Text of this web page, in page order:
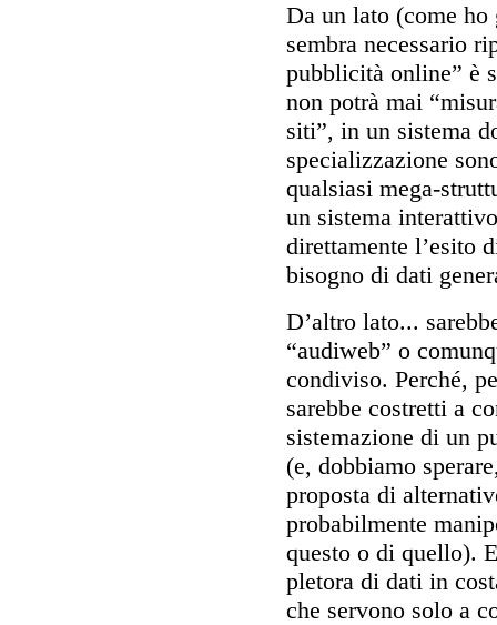
Da un lato (come
sembra necessario
pubblicità online” è
non potrà mai
siti”, in un sistema
specializzazione
qualsiasi mega-
un sistema
direttamente l’esito
bisogno di dati
D’altro lato...
“audiweb” o
condiviso. Perché,
sarebbe costretti a
sistemazione di un
(e, dobbiamo
proposta di
probabilmente
questo o di quello).
pletora di dati in
che servono solo a